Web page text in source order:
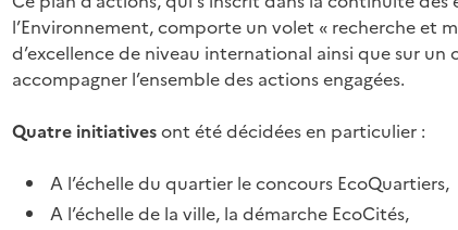
l’Environnement, comporte un volet « recherche et
d’excellence de niveau international ainsi que sur
accompagner l’ensemble des actions engagées.
Quatre initiativesont été décidées en particulier :
A l’échelle du quartier le concours EcoQuartiers,
A l’échelle de la ville, la démarche EcoCités,